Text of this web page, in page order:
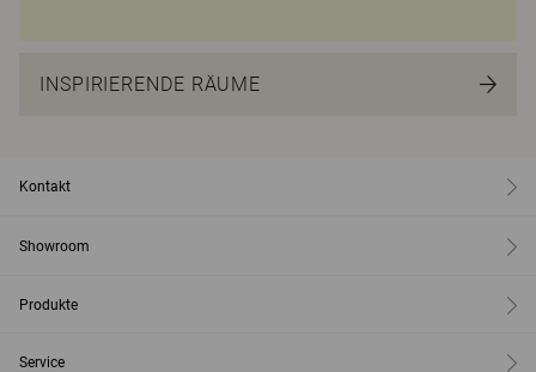
INSPIRIERENDE RÄUME
Kontakt
Showroom
Produkte
Service